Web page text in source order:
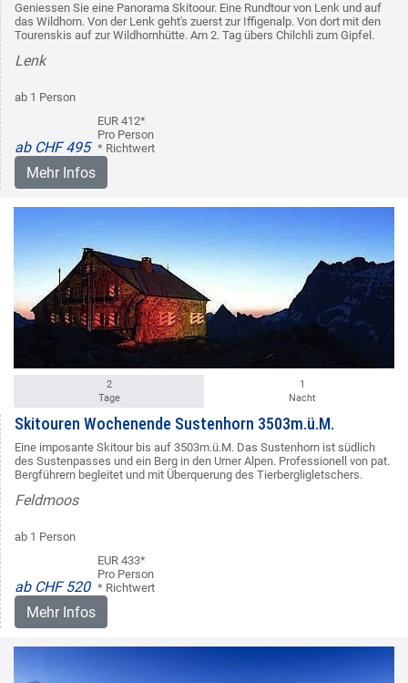
Geniessen Sie eine Panorama Skitoour. Eine Rundtour von Lenk und auf
das Wildhorn. Von der Lenk geht's zuerst zur Iffigenalp. Von dort mit den
Tourenskis auf zur Wildhornhütte. Am 2. Tag übers Chilchli zum Gipfel.
Lenk
ab 1 Person
ab CHF 495
EUR 412*
Pro Person
* Richtwert
Mehr Infos
2
Tage
1
Nacht
Skitouren Wochenende Sustenhorn 3503m.ü.M.
Eine imposante Skitour bis auf 3503m.ü.M. Das Sustenhorn ist südlich
des Sustenpasses und ein Berg in den Urner Alpen. Professionell von pat.
Bergführern begleitet und mit Überquerung des Tierbergligletschers.
Feldmoos
ab 1 Person
ab CHF 520
EUR 433*
Pro Person
* Richtwert
Mehr Infos